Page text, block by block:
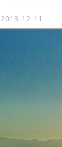
2013-12-11